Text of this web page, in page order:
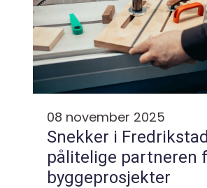
08 november 2025
Snekker i
pålitelige partneren
byggeprosjekter